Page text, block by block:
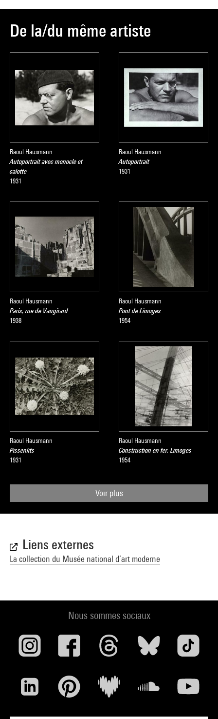
De la/du même artiste
Raoul Hausmann
Autoportrait avec monocle et
calotte
1931
Raoul Hausmann
Autoportrait
1931
Raoul Hausmann
Paris, rue de Vaugirard
1938
Raoul Hausmann
Pont de Limoges
1954
Raoul Hausmann
Pissenlits
1931
Raoul Hausmann
Construction en fer, Limoges
1954
Voir plus
Liens externes
La collection du Musée national d’art moderne
Nous sommes sociaux